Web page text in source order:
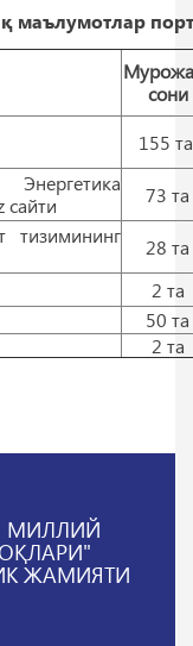
маълумотлар
сони
155
сайти
73 тa
тизимининг
28 тa
2 тa
50 тa
2 тa
МИЛЛИЙ
ЖАМИЯТИ